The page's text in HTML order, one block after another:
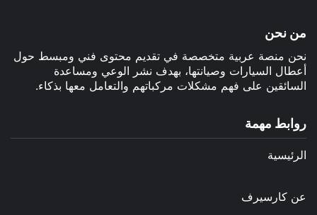
من نحن
نحن منصة عربية متخصصة في تقديم محتوى فني ومبسط حول
أعطال السيارات وصيانتها، بهدف نشر الوعي ومساعدة
السائقين على فهم مشكلات مركباتهم والتعامل معها بذكاء.
روابط مهمة
الرئيسية
عن كارسيرف